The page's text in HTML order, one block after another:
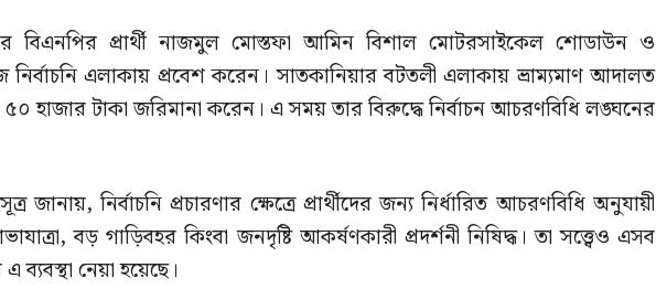
বিএনপির প্রার্থী নাজমুল মোস্তফা আমিন বিশাল মোটরসাইকেল শোডাউন ও
নির্বাচনি এলাকায় প্রবেশ করেন। সাতকানিয়ার বটতলী এলাকায় ভ্রাম্যমাণ আদালত
হাজার টাকা জরিমানা করেন। এ সময় তার বিরুদ্ধে নির্বাচন আচরণবিধি লঙ্ঘনের
জানায়, নির্বাচনি প্রচারণার ক্ষেত্রে প্রার্থীদের জন্য নির্ধারিত আচরণবিধি অনুযায়ী
বড় গাড়িবহর কিংবা জনদৃষ্টি আকর্ষণকারী প্রদর্শনী নিষিদ্ধ। তা সত্ত্বেও এসব
নেয়া হয়েছে।